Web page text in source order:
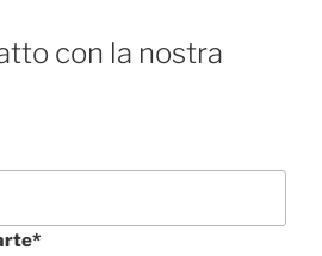
con la nostra